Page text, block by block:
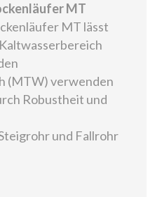
MT
MT lässt
(MTW) verwenden
Robustheit und
und Fallrohr